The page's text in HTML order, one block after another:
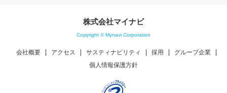
株式会社マイナビ
Copyright © Mynavi Corporation
会社概要 アクセス サスティナビリティ 採用
グループ企業
個人情報保護方針